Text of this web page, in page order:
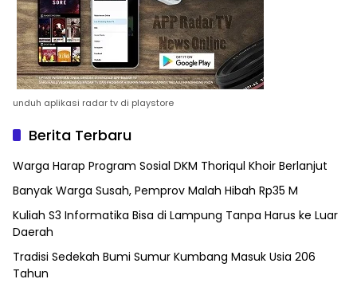
unduh aplikasi radar tv di playstore
Berita Terbaru
Warga Harap Program Sosial DKM Thoriqul Khoir Berlanjut
Banyak Warga Susah, Pemprov Malah Hibah Rp35 M
Kuliah S3 Informatika Bisa di Lampung Tanpa Harus ke Luar
Daerah
Tradisi Sedekah Bumi Sumur Kumbang Masuk Usia 206
Tahun